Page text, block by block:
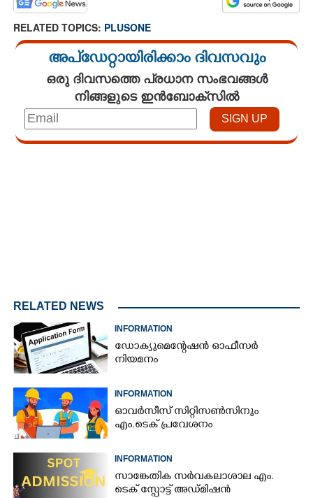
RELATED TOPICS: PLUSONE
അപ്ഡേറ്റായിരിക്കാം ദിവസവും
ഒരു ദിവസത്തെ പ്രധാന സംഭവങ്ങൾ
നിങ്ങളുടെ ഇൻബോക്സിൽ
RELATED NEWS
INFORMATION
ഡോക്യുമെന്റേഷൻ ഓഫീസർ
നിയമനം
INFORMATION
ഓവർസീസ് സിറ്റിസൺസിനും
എം.ടെക് പ്രവേശനം
INFORMATION
സാങ്കേതിക സർവകലാശാല എം.
ടെക് സ്പോട്ട് അഡ്മിഷൻ